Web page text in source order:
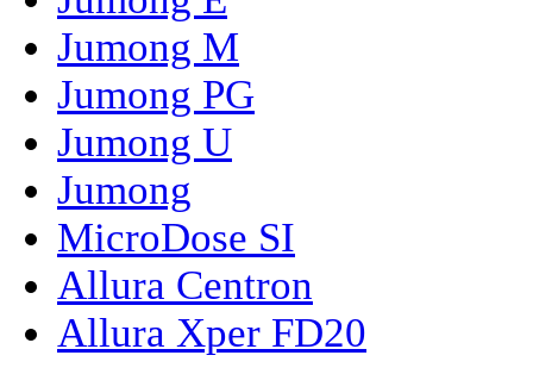
Jumong M
Jumong PG
Jumong U
Jumong
MicroDose SI
Allura Centron
Allura Xper FD20